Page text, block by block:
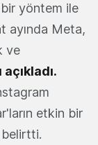
bir yöntem ile
ayında Meta,
ve
etkin bir
belirtti.